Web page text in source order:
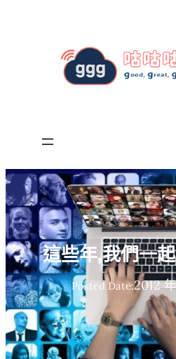
這些年,我們一
Posted Date:2012